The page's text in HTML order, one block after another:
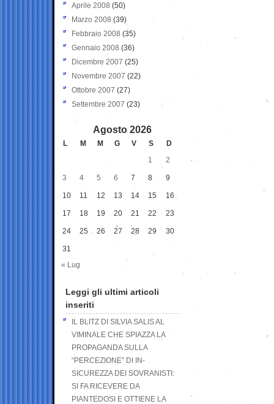
Aprile 2008 (50)
Marzo 2008 (39)
Febbraio 2008 (35)
Gennaio 2008 (36)
Dicembre 2007 (25)
Novembre 2007 (22)
Ottobre 2007 (27)
Settembre 2007 (23)
Agosto 2026
L M M G V S
D
1
2
3 4 5 6 7 8 9
10 11 12 13 14 15 16
17 18 19 20 21 22 23
24 25 26 27 28 29 30
31
« Lug
Leggi gli ultimi articoli
inseriti
IL BLITZ DI SILVIA SALIS AL
VIMINALE CHE SPIAZZA LA
PROPAGANDA SULLA
“PERCEZIONE” DI IN-
SICUREZZA DEI SOVRANISTI:
SI FA RICEVERE DA
PIANTEDOSI E OTTIENE LA